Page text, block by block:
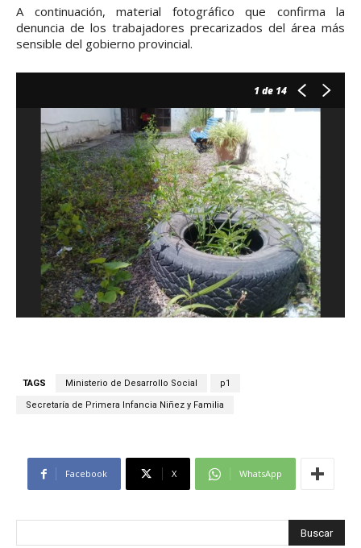
A continuación, material fotográfico que confirma la
denuncia de los trabajadores precarizados del área más
sensible del gobierno provincial.
1de 14
TAGS Ministerio de Desarrollo Social p1
Secretaría de Primera Infancia Niñez y Familia
Facebook X WhatsApp